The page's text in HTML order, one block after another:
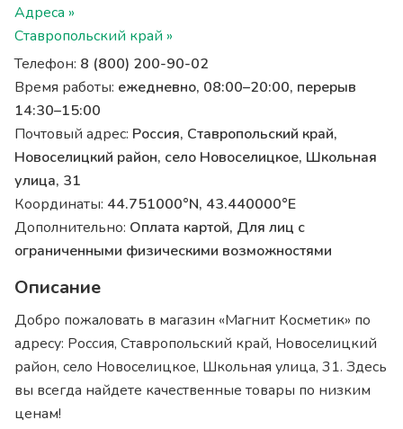
Адреса »
Ставропольский край »
Телефон: 8 (800) 200-90-02
Время работы: ежедневно, 08:00–20:00, перерыв
14:30–15:00
Почтовый адрес: Россия, Ставропольский край,
Новоселицкий район, село Новоселицкое, Школьная
улица, 31
Координаты: 44.751000°N, 43.440000°E
Дополнительно: Оплата картой, Для лиц с
ограниченными физическими возможностями
Описание
Добро пожаловать в магазин «Магнит Косметик» по
адресу: Россия, Ставропольский край, Новоселицкий
район, село Новоселицкое, Школьная улица, 31. Здесь
вы всегда найдете качественные товары по низким
ценам!